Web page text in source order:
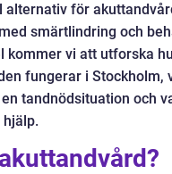
alternativ för
smärtlindring och
kommer vi att utforska
fungerar i Stockholm,
tandnödsituation och